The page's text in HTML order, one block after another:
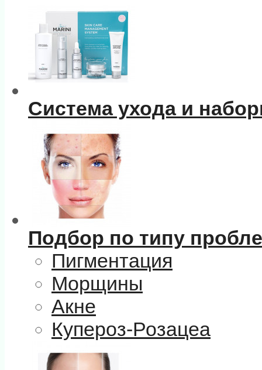
Система ухода и
Подбор по типу
Пигментация
Морщины
Акне
Купероз-Розацеа